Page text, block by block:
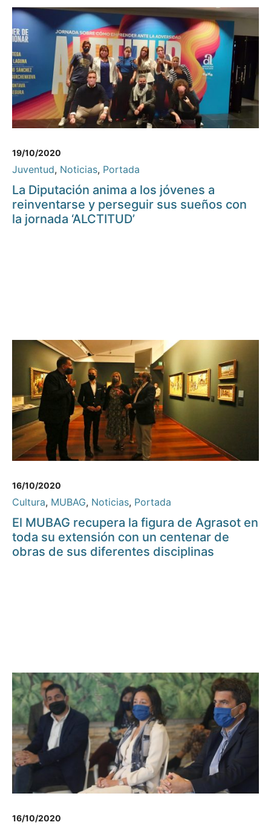
19/10/2020
Juventud, Noticias, Portada
La Diputación anima a los jóvenes a
reinventarse y perseguir sus sueños con
la jornada ‘ALCTITUD’
16/10/2020
Cultura, MUBAG, Noticias, Portada
El MUBAG recupera la figura de Agrasot en
toda su extensión con un centenar de
obras de sus diferentes disciplinas
16/10/2020